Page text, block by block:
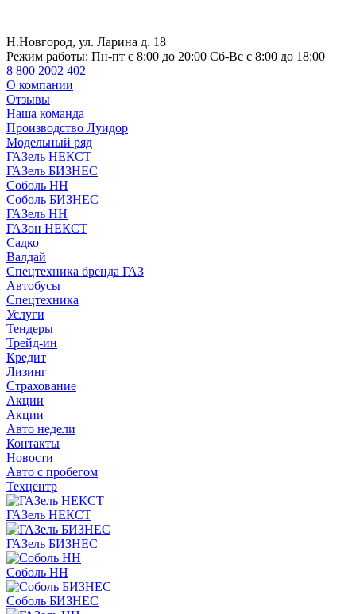
Н.Новгород, ул. Ларина д. 18
Режим работы: Пн-пт с 8:00 до 20:00 Сб-Вс с 8:00 до 18:00
8 800 2002 402
О компании
Отзывы
Наша команда
Производство Луидор
Модельный ряд
ГАЗель НЕКСТ
ГАЗель БИЗНЕС
Соболь НН
Соболь БИЗНЕС
ГАЗель НН
ГАЗон НЕКСТ
Садко
Валдай
Спецтехника бренда ГАЗ
Автобусы
Спецтехника
Услуги
Тендеры
Трейд-ин
Кредит
Лизинг
Страхование
Акции
Акции
Авто недели
Контакты
Новости
Авто с пробегом
Техцентр
ГАЗель НЕКСТ
ГАЗель БИЗНЕС
Соболь НН
Соболь БИЗНЕС